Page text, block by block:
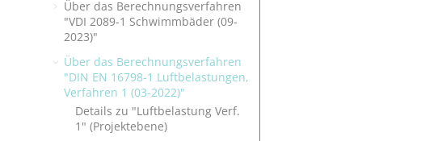
Über das Berechnungsverfahren
"VDI 2089-1 Schwimmbäder (09-
2023)"
Über das Berechnungsverfahren
"DIN EN 16798-1 Luftbelastungen,
Verfahren 1 (03-2022)"
Details zu "Luftbelastung Verf.
1" (Projektebene)